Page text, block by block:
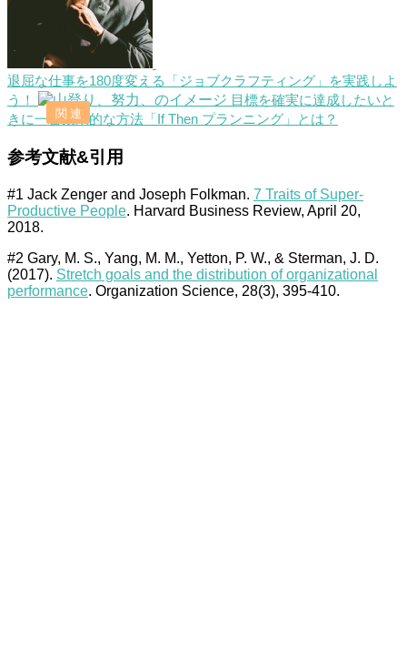
退屈な仕事を180度変える「ジョブクラフティング」を実践しよ
う！
目標を確実に達成したいと
きに一番効果的な方法「If Then プランニング」とは？
参考文献&引用
#1 Jack Zenger and Joseph Folkman. 7 Traits of Super-
Productive People. Harvard Business Review, April 20,
2018.
#2 Gary, M. S., Yang, M. M., Yetton, P. W., & Sterman, J. D.
(2017). Stretch goals and the distribution of organizational
performance. Organization Science, 28(3), 395-410.